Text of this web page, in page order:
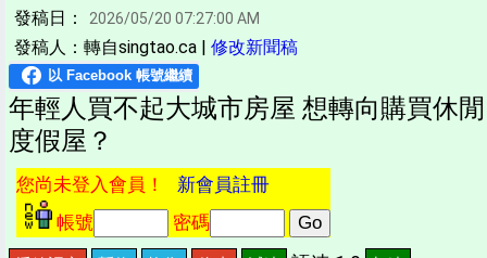
發稿日： 2026/05/20 07:27:00 AM
發稿人：轉自singtao.ca | 修改新聞稿
年輕人買不起大城市房屋 想轉向購買休閒
度假屋？
您尚未登入會員！ 新會員註冊
帳號
密碼